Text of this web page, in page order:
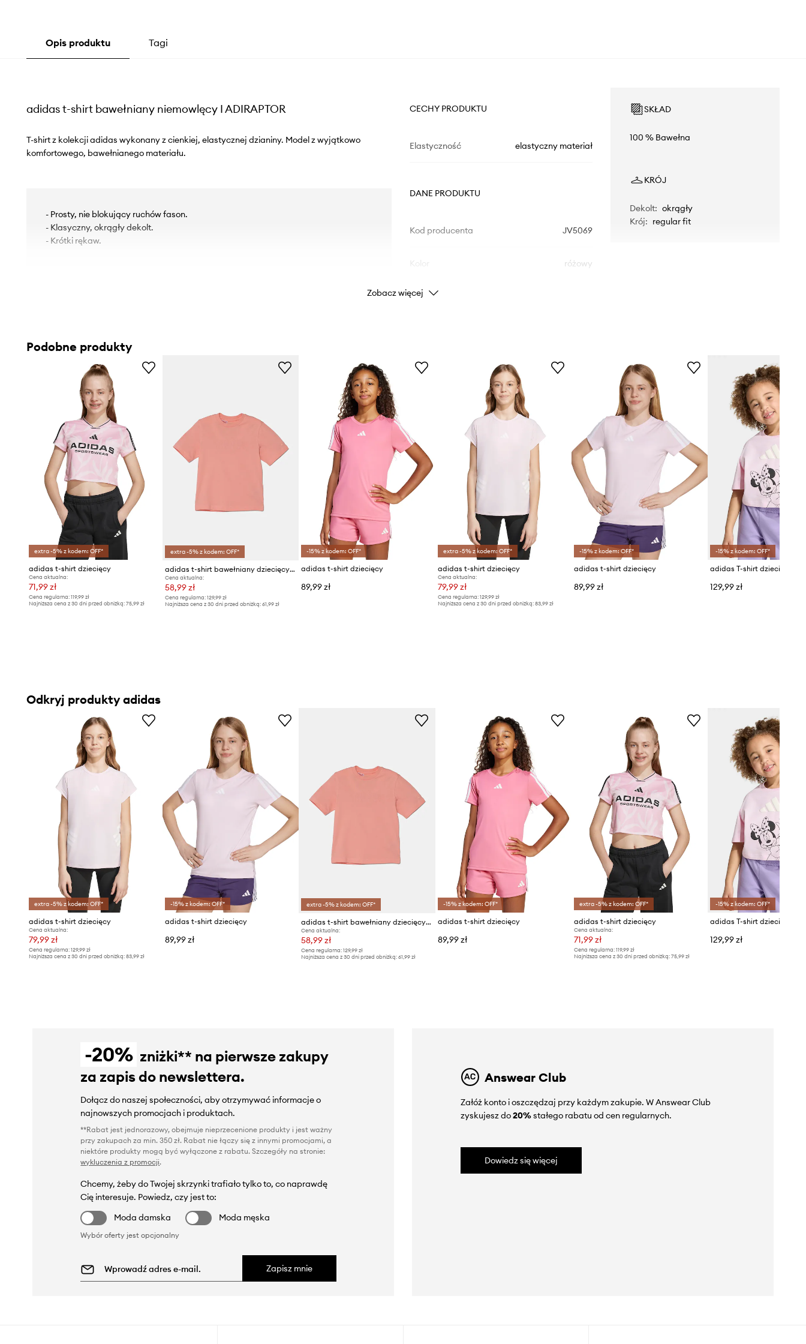
Opis produktu Tagi
adidas t-shirt bawełniany niemowlęcy I ADIRAPTOR
T-shirt z kolekcji adidas wykonany z cienkiej, elastycznej dzianiny. Model z wyjątkowo
komfortowego, bawełnianego materiału.
- Prosty, nie blokujący ruchów fason.
- Klasyczny, okrągły dekolt.
- Krótki rękaw.
CECHY PRODUKTU
Elastyczność elastyczny materiał
DANE PRODUKTU
Kod producenta JV5069
różowy
Marka
ID Produktu
SKŁAD
100 % Bawełna
KRÓJ
Dekolt: okrągły
Krój: regular fit
Zobacz więcej
Podobne produkty
extra -5% z kodem: OFF*
adidas t-shirt dziecięcy
Cena aktualna:
71,99 zł
Cena regularna: 119,99 zł
Najniższa cena z 30 dni przed obniżką: 75,99 zł
extra -5% z kodem: OFF*
adidas t-shirt bawełniany dziecięcy J SZN GFX TEE
Cena aktualna:
58,99 zł
Cena regularna:129,99 zł
Najniższa cena z 30 dni przed obniżką:61,99 zł
-15% z kodem: OFF*
adidas t-shirt dziecięcy
89,99 zł
extra -5% z kodem: OFF*
adidas t-shirt dziecięcy
Cena aktualna:
79,99 zł
Cena regularna: 129,99 zł
Najniższa cena z 30 dni przed obniżką: 83,99 zł
-15% z kodem: OFF*
adidas t-shirt dziecięcy
89,99 zł
-15% z kodem: OFF*
129,99 zł
Odkryj produkty adidas
extra -5% z kodem: OFF*
adidas t-shirt dziecięcy
Cena aktualna:
79,99 zł
Cena regularna: 129,99 zł
Najniższa cena z 30 dni przed obniżką: 83,99 zł
-15% z kodem: OFF*
adidas t-shirt dziecięcy
89,99 zł
extra -5% z kodem: OFF*
adidas t-shirt bawełniany dziecięcy J SZN GFX TEE
Cena aktualna:
58,99 zł
Cena regularna: 129,99 zł
Najniższa cena z 30 dni przed obniżką: 61,99 zł
-15% z kodem: OFF*
adidas t-shirt dziecięcy
89,99 zł
extra -5% z kodem: OFF*
adidas t-shirt dziecięcy
Cena aktualna:
71,99 zł
Cena regularna:119,99 zł
Najniższa cena z 30 dni przed obniżką:75,99 zł
-15% z kodem: OFF*
129,99 zł
-20% zniżki** na pierwsze zakupy
za zapis do newslettera.
Dołącz do naszej społeczności, aby otrzymywać informacje o
najnowszych promocjach i produktach.
**Rabat jest jednorazowy, obejmuje nieprzecenione produkty i jest ważny
przy zakupach za min. 350 zł. Rabat nie łączy się z innymi promocjami, a
niektóre produkty mogą być wyłączone z rabatu. Szczegóły na stronie:
wykluczenia z promocji.
Chcemy, żeby do Twojej skrzynki trafiało tylko to, co naprawdę
Cię interesuje. Powiedz, czy jest to:
Moda damska
Moda męska
Wybór oferty jest opcjonalny
Zapisz mnie
Answear Club
Załóż konto i oszczędzaj przy każdym zakupie. W Answear Club
zyskujesz do20%stałego rabatu od cen regularnych.
Dowiedz się więcej